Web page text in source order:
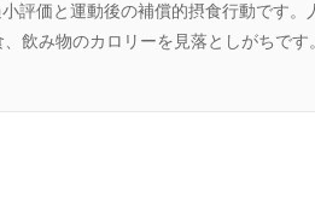
評価と運動後の補償的摂食行動です。
飲み物のカロリーを見落としがちで